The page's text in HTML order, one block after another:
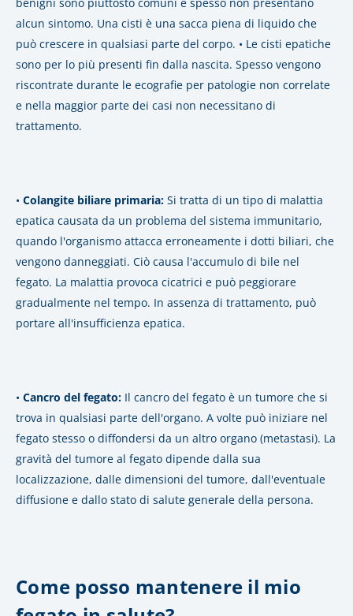
alcun sintomo. Una cisti è una sacca piena di liquido che
può crescere in qualsiasi parte del corpo. • Le cisti epatiche
sono per lo più presenti fin dalla nascita. Spesso vengono
riscontrate durante le ecografie per patologie non correlate
e nella maggior parte dei casi non necessitano di
trattamento.
• Colangite biliare primaria: Si tratta di un tipo di malattia
epatica causata da un problema del sistema immunitario,
quando l'organismo attacca erroneamente i dotti biliari, che
vengono danneggiati. Ciò causa l'accumulo di bile nel
fegato. La malattia provoca cicatrici e può peggiorare
gradualmente nel tempo. In assenza di trattamento, può
portare all'insufficienza epatica.
• Cancro del fegato: Il cancro del fegato è un tumore che si
trova in qualsiasi parte dell'organo. A volte può iniziare nel
fegato stesso o diffondersi da un altro organo (metastasi). La
gravità del tumore al fegato dipende dalla sua
localizzazione, dalle dimensioni del tumore, dall'eventuale
diffusione e dallo stato di salute generale della persona.
Come posso mantenere il mio